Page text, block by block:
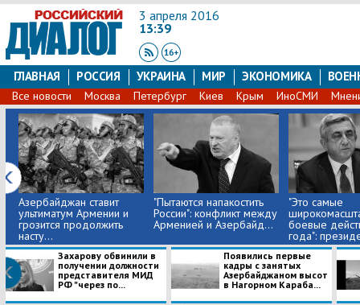
3 апреля 2016
13:39
ГЛАВНАЯ РОССИЯ УКРАИНА МИР ЭКОНОМИКА
Все новости Москва Петербург Киев Крым ИноСМИ
Азербайджан ставит
ультиматум Армении и
грозится продолжить
насту...
"Пытаются напакостить
России": конфликт между
Арменией и Азербайд...
"Это самые
боевые
года":
Захарову обвинили в
получении должности
представителя МИД
РФ "через по...
Появились первые
кадры с занятых
Азербайджаном высот
в Нагорном Караба...